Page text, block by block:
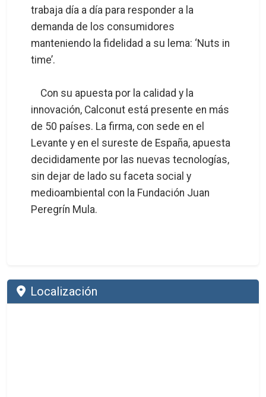
trabaja día a día para responder a la
demanda de los consumidores
manteniendo la fidelidad a su lema: ‘Nuts in
time’.
Con su apuesta por la calidad y la
innovación, Calconut está presente en más
de 50 países. La firma, con sede en el
Levante y en el sureste de España, apuesta
decididamente por las nuevas tecnologías,
sin dejar de lado su faceta social y
medioambiental con la Fundación Juan
Peregrín Mula.
Localización